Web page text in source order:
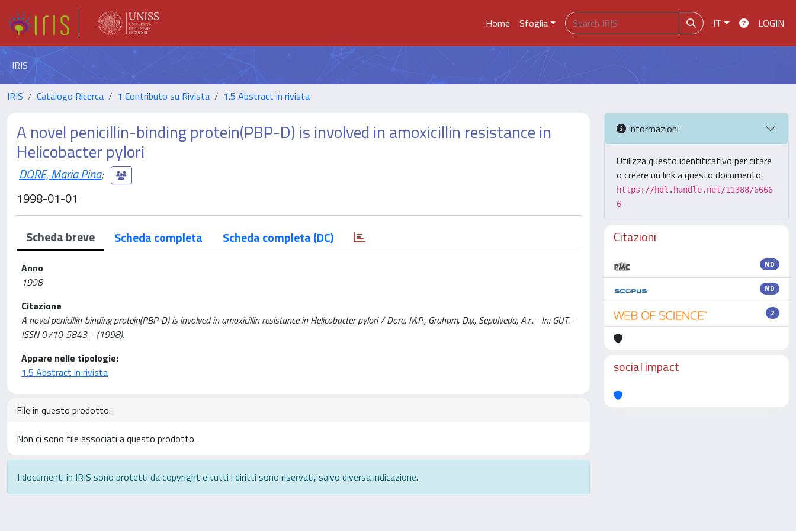
Home Sfoglia IT LOGIN
IRIS
IRIS Catalogo Ricerca 1 Contributo su Rivista 1.5 Abstract in rivista
A novel penicillin-binding protein(PBP-D) is involved in amoxicillin resistance in
Helicobacter pylori
DORE, Maria Pina;
1998-01-01
Scheda breve Scheda completa Scheda completa (DC)
Anno
1998
Citazione
A novel penicillin-binding protein(PBP-D) is involved in amoxicillin resistance in Helicobacter pylori / Dore, M.P., Graham, D.y., Sepulveda, A.r.. - In: GUT. -
ISSN 0710-5843. - (1998).
Appare nelle tipologie:
1.5 Abstract in rivista
File in questo prodotto:
Non ci sono file associati a questo prodotto.
I documenti in IRIS sono protetti da copyright e tutti i diritti sono riservati, salvo diversa indicazione.
Informazioni
Utilizza questo identificativo per citare
o creare un link a questo documento:
https://hdl.handle.net/11388/6666
6
Citazioni
ND
ND
2
social impact